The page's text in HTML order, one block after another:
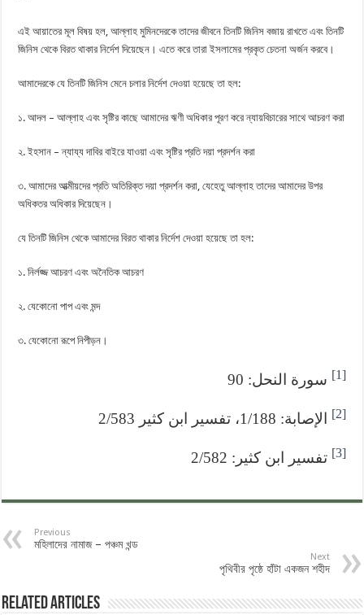
এই আয়াতের মূল বিষয় হল, আল্লাহ মুমিনদেরকে তাদের জীবনে তিনটি জিনিস বজায় রাখতে এবং তিনটি
জিনিস থেকে বিরত থাকার নির্দেশ দিয়েছেন। এতে করে তারা ইসলামের প্রকৃত চেতনা অর্জন করবে।
আমাদেরকে যে তিনটি জিনিস মেনে চলার নির্দেশ দেওয়া হয়েছে তা হল:
১. আদল – আল্লাহ এবং সৃষ্টির কাছে আমাদের ঋণী অধিকার পূরণ করে ন্যায়বিচারের সাথে আচরণ করা
২. ইহসান – ন্যায্য দাবির বাইরে যাওয়া এবং সৃষ্টির প্রতি দয়া প্রদর্শন করা
৩. আমাদের আত্মীয়দের প্রতি অতিরিক্ত দয়া প্রদর্শন করা, যেহেতু আল্লাহ তাদের আমাদের উপর
অধিকতর অধিকার দিয়েছেন।
যে তিনটি জিনিস থেকে আমাদের বিরত থাকার নির্দেশ দেওয়া হয়েছে তা হল:
১. নির্লজ্জ আচরণ এবং অনৈতিক আচরণ
২. যেকোনো পাপ এবং মন্দ
৩. যেকোনো রূপে নিপীড়ন।
[1] سورة النحل: 90
[2] الإصابة: 1/188، تفسير ابن كثير 2/583
[3] تفسير ابن كثير: 2/582
Previous
মহিলাদের নামাজ – পঞ্চম খন্ড ‎
Next
পৃথিবীর পৃষ্ঠে হাঁটা একজন শহীদ
Related Articles